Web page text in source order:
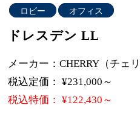
ロビー オフィス
ドレスデン LL
メーカー：CHERRY（チェリ
税込定価： ¥231,000～
税込特価： ¥122,430～